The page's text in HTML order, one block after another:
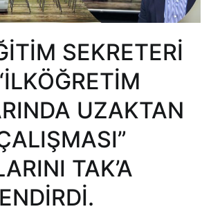
SEKRETERİ
UZAKTAN
TAK’A